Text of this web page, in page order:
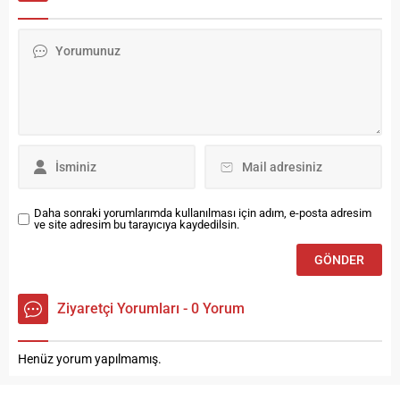
Olcay Andaç rehberliğinde
yenilikçi...
Daha sonraki yorumlarımda kullanılması için adım, e-posta adresim
ve site adresim bu tarayıcıya kaydedilsin.
Ziyaretçi Yorumları - 0 Yorum
Henüz yorum yapılmamış.